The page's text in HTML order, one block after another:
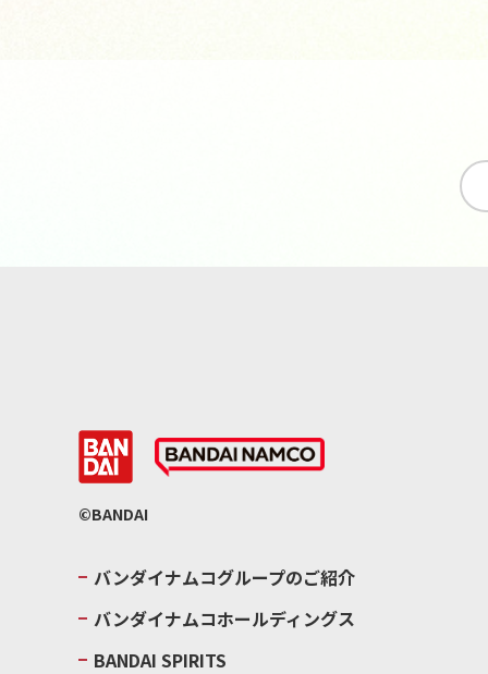
©BANDAI
バンダイナムコグループのご紹介
バンダイナムコホールディングス
BANDAI SPIRITS